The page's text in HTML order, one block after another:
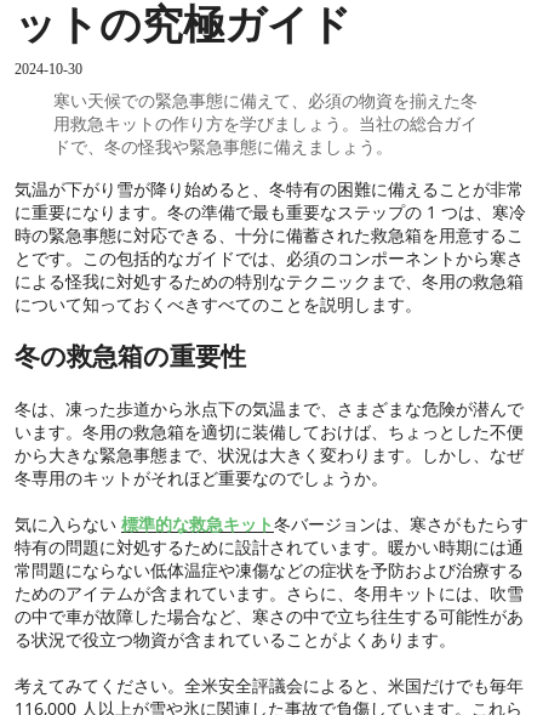
ットの究極ガイド
2024-10-30
寒い天候での緊急事態に備えて、必須の物資を揃えた冬
用救急キットの作り方を学びましょう。当社の総合ガイ
ドで、冬の怪我や緊急事態に備えましょう。
気温が下がり雪が降り始めると、冬特有の困難に備えることが非常
に重要になります。冬の準備で最も重要なステップの 1 つは、寒冷
時の緊急事態に対応できる、十分に備蓄された救急箱を用意するこ
とです。この包括的なガイドでは、必須のコンポーネントから寒さ
による怪我に対処するための特別なテクニックまで、冬用の救急箱
について知っておくべきすべてのことを説明します。
冬の救急箱の重要性
冬は、凍った歩道から氷点下の気温まで、さまざまな危険が潜んで
います。冬用の救急箱を適切に装備しておけば、ちょっとした不便
から大きな緊急事態まで、状況は大きく変わります。しかし、なぜ
冬専用のキットがそれほど重要なのでしょうか。
気に入らない 標準的な救急キット冬バージョンは、寒さがもたらす
特有の問題に対処するために設計されています。暖かい時期には通
常問題にならない低体温症や凍傷などの症状を予防および治療する
ためのアイテムが含まれています。さらに、冬用キットには、吹雪
の中で車が故障した場合など、寒さの中で立ち往生する可能性があ
る状況で役立つ物資が含まれていることがよくあります。
考えてみてください。全米安全評議会によると、米国だけでも毎年
116,000 人以上が雪や氷に関連した事故で負傷しています。これら